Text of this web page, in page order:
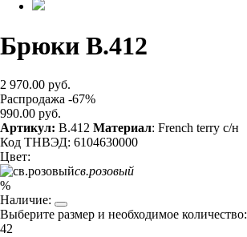
Брюки B.412
2 970.00 руб.
Распродажа -67%
990.00 руб.
Артикул: B.412 Материал: French terry с/н
Код ТНВЭД: 6104630000
Цвет:
св.розовый
%
Наличие:
Выберите размер и необходимое количество:
42